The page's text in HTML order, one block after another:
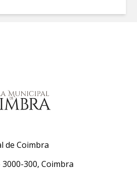
de Coimbra
300, Coimbra